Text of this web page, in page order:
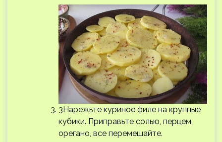
3Нарежьте куриное филе на крупные
кубики. Приправьте солью, перцем,
орегано, все перемешайте.